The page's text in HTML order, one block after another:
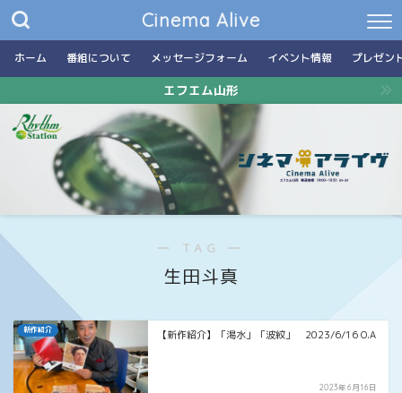
Cinema Alive
ホーム 番組について メッセージフォーム イベント情報 プレゼン
エフエム山形
― TAG ―
生田斗真
新作紹介 【新作紹介】「渇水」「波紋」 2023/6/16 O.A
2023年6月16日